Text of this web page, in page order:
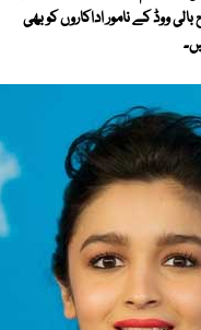
ووڈ کے نامور اداکاروں کو بھی